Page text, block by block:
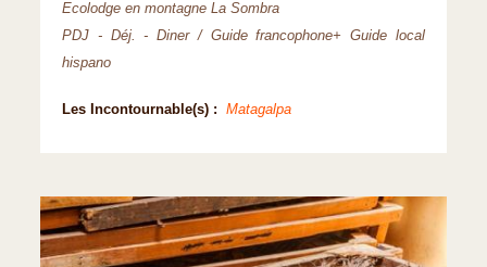
Ecolodge en montagne La Sombra
PDJ - Déj. - Diner / Guide francophone+ Guide local
hispano
Les Incontournable(s) : Matagalpa